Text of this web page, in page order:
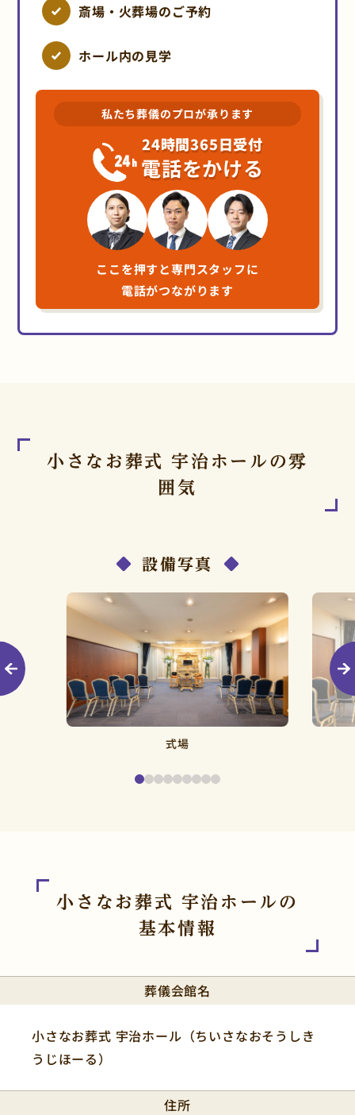
斎場・火葬場のご予約
ホール内の見学
私たち葬儀のプロが承ります
24時間365日受付
電話をかける
ここを押すと専門スタッフに
電話がつながります
小さなお葬式 宇治ホールの雰
囲気
設備写真
式場
小さなお葬式 宇治ホールの
基本情報
葬儀会館名
小さなお葬式 宇治ホール（ちいさなおそうしき
うじほーる）
住所